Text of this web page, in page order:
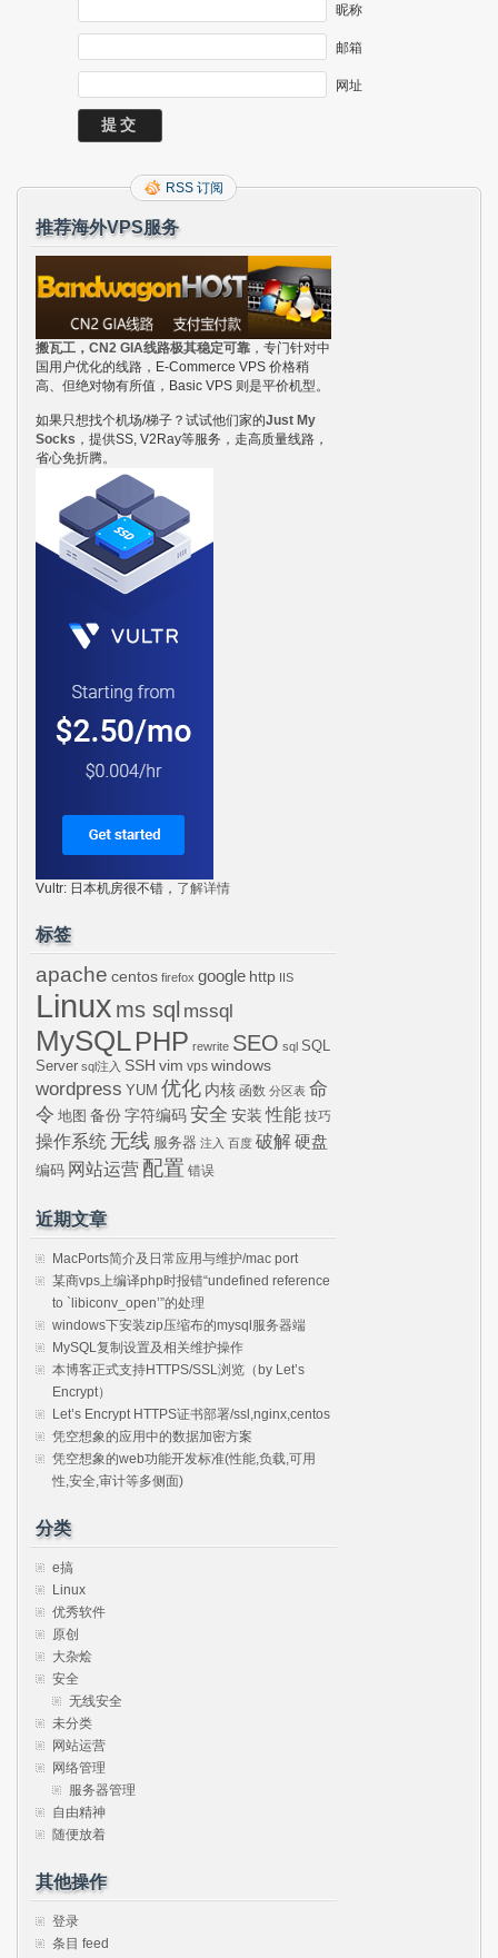
昵称
邮箱
网址
RSS 订阅
推荐海外VPS服务
搬瓦工，CN2 GIA线路极其稳定可靠 ，专门针对中
国用户优化的线路，E-Commerce VPS 价格稍
高、但绝对物有所值，Basic VPS 则是平价机型。
如果只想找个机场/梯子？试试他们家的Just My
Socks ，提供SS, V2Ray等服务，走高质量线路，
省心免折腾。
Vultr: 日本机房很不错， 了解详情
标签
apache centos firefox google http IIS
Linux ms sql mssql
MySQLPHP rewrite SEO sql SQL
Server sql注入 SSH vim vps windows
wordpress YUM 优化 内核 函数 分区表 命
令 地图 备份 字符编码 安全 安装 性能 技巧
操作系统 无线 服务器 注入 百度 破解硬盘
编码 网站运营 配置 错误
近期文章
MacPorts简介及日常应用与维护/mac port
某商vps上编译php时报错“undefined reference
to `libiconv_open’”的处理
windows下安装zip压缩布的mysql服务器端
MySQL复制设置及相关维护操作
本博客正式支持HTTPS/SSL浏览（by Let’s
Encrypt）
Let’s Encrypt HTTPS证书部署/ssl,nginx,centos
凭空想象的应用中的数据加密方案
凭空想象的web功能开发标准(性能,负载,可用
性,安全,审计等多侧面)
分类
e搞
Linux
优秀软件
原创
大杂烩
安全
无线安全
未分类
网站运营
网络管理
服务器管理
自由精神
随便放着
其他操作
登录
条目 feed